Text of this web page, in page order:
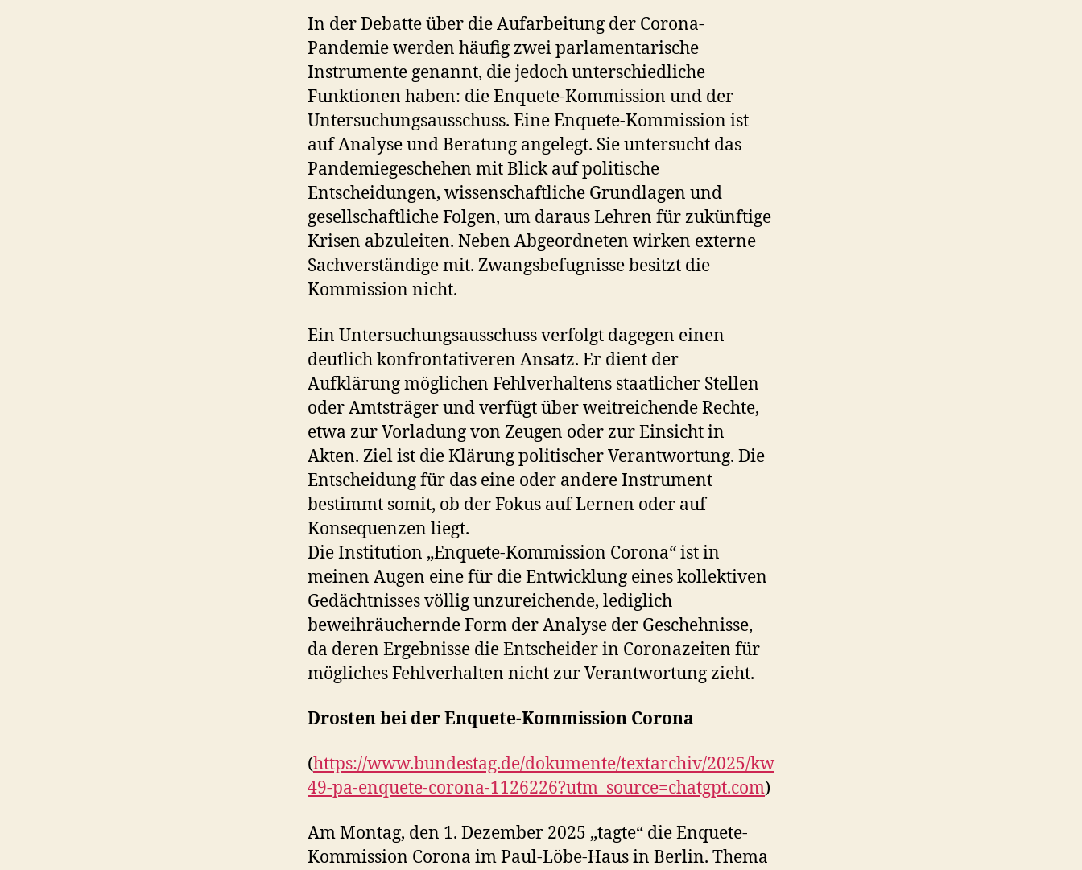
In der Debatte über die Aufarbeitung der Corona-
Pandemie werden häufig zwei parlamentarische
Instrumente genannt, die jedoch unterschiedliche
Funktionen haben: die Enquete-Kommission und der
Untersuchungsausschuss. Eine Enquete-Kommission ist
auf Analyse und Beratung angelegt. Sie untersucht das
Pandemiegeschehen mit Blick auf politische
Entscheidungen, wissenschaftliche Grundlagen und
gesellschaftliche Folgen, um daraus Lehren für zukünftige
Krisen abzuleiten. Neben Abgeordneten wirken externe
Sachverständige mit. Zwangsbefugnisse besitzt die
Kommission nicht.
Ein Untersuchungsausschuss verfolgt dagegen einen
deutlich konfrontativeren Ansatz. Er dient der
Aufklärung möglichen Fehlverhaltens staatlicher Stellen
oder Amtsträger und verfügt über weitreichende Rechte,
etwa zur Vorladung von Zeugen oder zur Einsicht in
Akten. Ziel ist die Klärung politischer Verantwortung. Die
Entscheidung für das eine oder andere Instrument
bestimmt somit, ob der Fokus auf Lernen oder auf
Konsequenzen liegt.
Die Institution „Enquete-Kommission Corona“ ist in
meinen Augen eine für die Entwicklung eines kollektiven
Gedächtnisses völlig unzureichende, lediglich
beweihräuchernde Form der Analyse der Geschehnisse,
da deren Ergebnisse die Entscheider in Coronazeiten für
mögliches Fehlverhalten nicht zur Verantwortung zieht.
Drosten bei der Enquete-Kommission Corona
(https://www.bundestag.de/dokumente/textarchiv/2025/kw
49-pa-enquete-corona-1126226?utm_source=chatgpt.com)
Am Montag, den 1. Dezember 2025 „tagte“ die Enquete-
Kommission Corona im Paul-Löbe-Haus in Berlin. Thema